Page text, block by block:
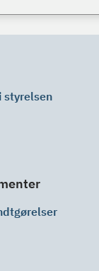
styrelsen